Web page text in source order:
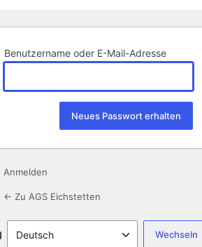
Benutzername oder E-Mail-Adresse
Anmelden
← Zu AGS Eichstetten
Sprache